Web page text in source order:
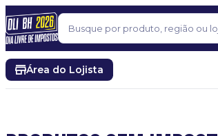
Pular para o conteúdo
Buscar
Área do Lojista